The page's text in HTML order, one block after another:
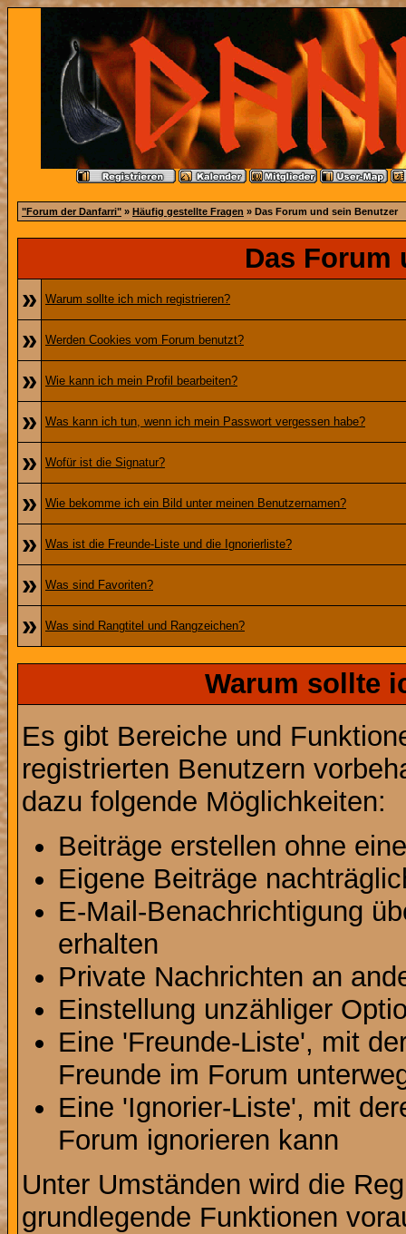
"Forum der Danfarri" » Häufig gestellte Fragen » Das Forum und sein Benutzer
Das Forum
»
Warum sollte ich mich registrieren?
» Werden Cookies vom Forum benutzt?
» Wie kann ich mein Profil bearbeiten?
» Was kann ich tun, wenn ich mein Passwort vergessen habe?
» Wofür ist die Signatur?
» Wie bekomme ich ein Bild unter meinen Benutzernamen?
» Was ist die Freunde-Liste und die Ignorierliste?
» Was sind Favoriten?
» Was sind Rangtitel und Rangzeichen?
Warum sollte
Es gibt Bereiche und
registrierten Benutzern
dazu folgende Möglichkeiten:
Beiträge erstellen ohne
Eigene Beiträge
E-Mail-Benachrichtigung
erhalten
Private Nachrichten an
Einstellung unzähliger
Eine 'Freunde-Liste', mit
Freunde im Forum
Eine 'Ignorier-Liste', mit
Forum ignorieren kann
Unter Umständen wird die
grundlegende Funktionen